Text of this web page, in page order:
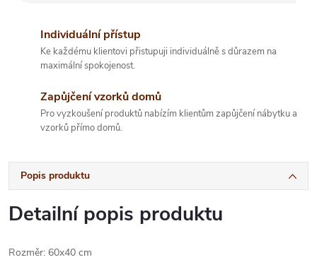
Individuální přístup
Ke každému klientovi přistupuji individuálně s důrazem na
maximální spokojenost.
Zapůjčení vzorků domů
Pro vyzkoušení produktů nabízím klientům zapůjčení nábytku a
vzorků přímo domů.
Popis produktu
Detailní popis produktu
Rozměr: 60x40 cm